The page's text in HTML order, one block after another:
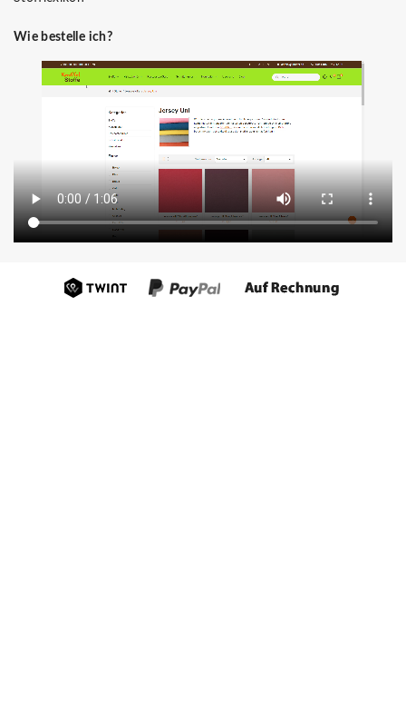
Wie bestelle ich?